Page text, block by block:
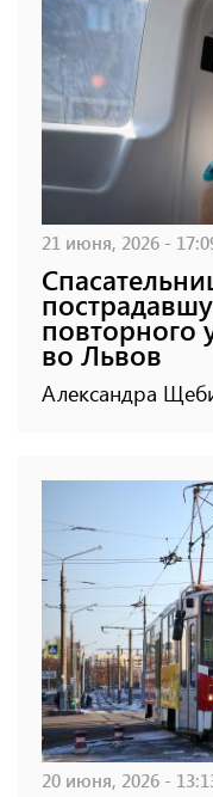
21 июня, 2026 -
повторного
во Львов
Александра
20 июня, 2026 -